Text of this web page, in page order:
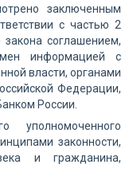
заключенным
с частью 2
соглашением,
информацией с
власти, органами
Федерации,
России.
уполномоченного
законности,
и гражданина,